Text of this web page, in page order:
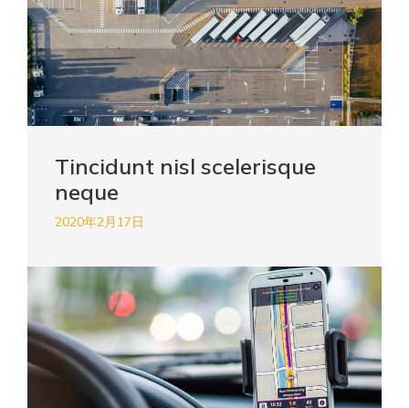
Tincidunt nisl scelerisque
neque
2020年2月17日